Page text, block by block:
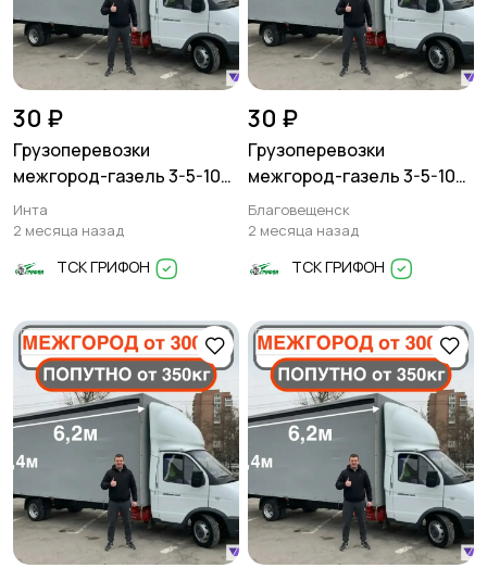
30 ₽
Грузоперевозки
межгород-газель 3-5-10
тонн
Инта
2 месяца назад
ТСК ГРИФОН
30 ₽
Грузоперевозки
межгород-газель 3-5-10
тонн
Благовещенск
2 месяца назад
ТСК ГРИФОН